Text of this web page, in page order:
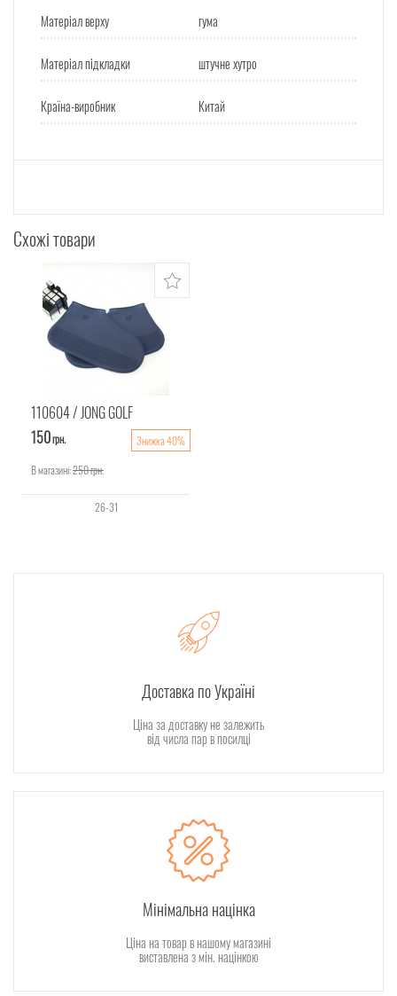
Матеріал верху гума
Матеріал підкладки штучне хутро
Країна-виробник Китай
Схожі товари
110604 JONG GOLF
150грн.
Знижка 40%
В магазині:250грн.
26-31
Доставка по Україні
Ціна за доставку не залежить
від числа пар в посилці
Мінімальна націнка
Ціна на товар в нашому магазині
виставлена з мін. націнкою